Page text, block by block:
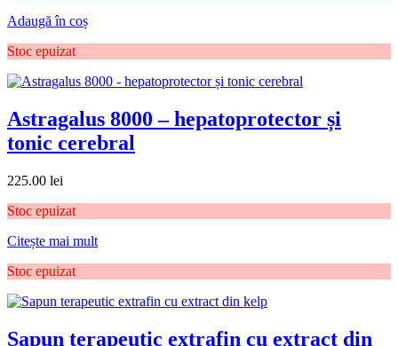
Adaugă în coș
Stoc epuizat
Astragalus 8000 – hepatoprotector și
tonic cerebral
225.00 lei
Stoc epuizat
Citește mai mult
Stoc epuizat
Sapun terapeutic extrafin cu extract din